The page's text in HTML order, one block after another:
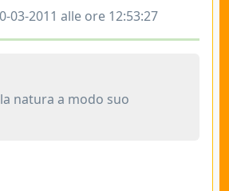
03-2011 alle ore 12:53:27
natura a modo suo